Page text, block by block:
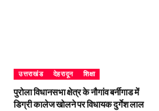
उत्तराखंड देहरादून शिक्षा
पुरोला विधानसभा क्षेत्र के नौगांव बर्नीगाड में
डिग्री कालेज खोलने पर विधायक दुर्गेश लाल